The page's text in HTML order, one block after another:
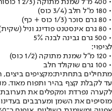
• 400 מ"ל שמנת מתוקה (2/3 1 כוסות)
• 180 מ"ל חלב (3/4 כוס)
• 80 גרם סוכר (1/3 כוס + כף)
• 80 גרם אינסטנט פודינג וניל (שקית)
• 500 גרם גבינה לבנה 5%
לציפוי:
• 120 מ"ל שמנת מתוקה (1/2 כוס)
• 100 גרם שוקולד חלב
מתחילים בתחתית:מקציפים ביצים,
עד לקבלת קצף בהיר ותפוח מאוד.
לקערה נפרדת ומקפלים את
מוסיפים את השמן ומערבבים